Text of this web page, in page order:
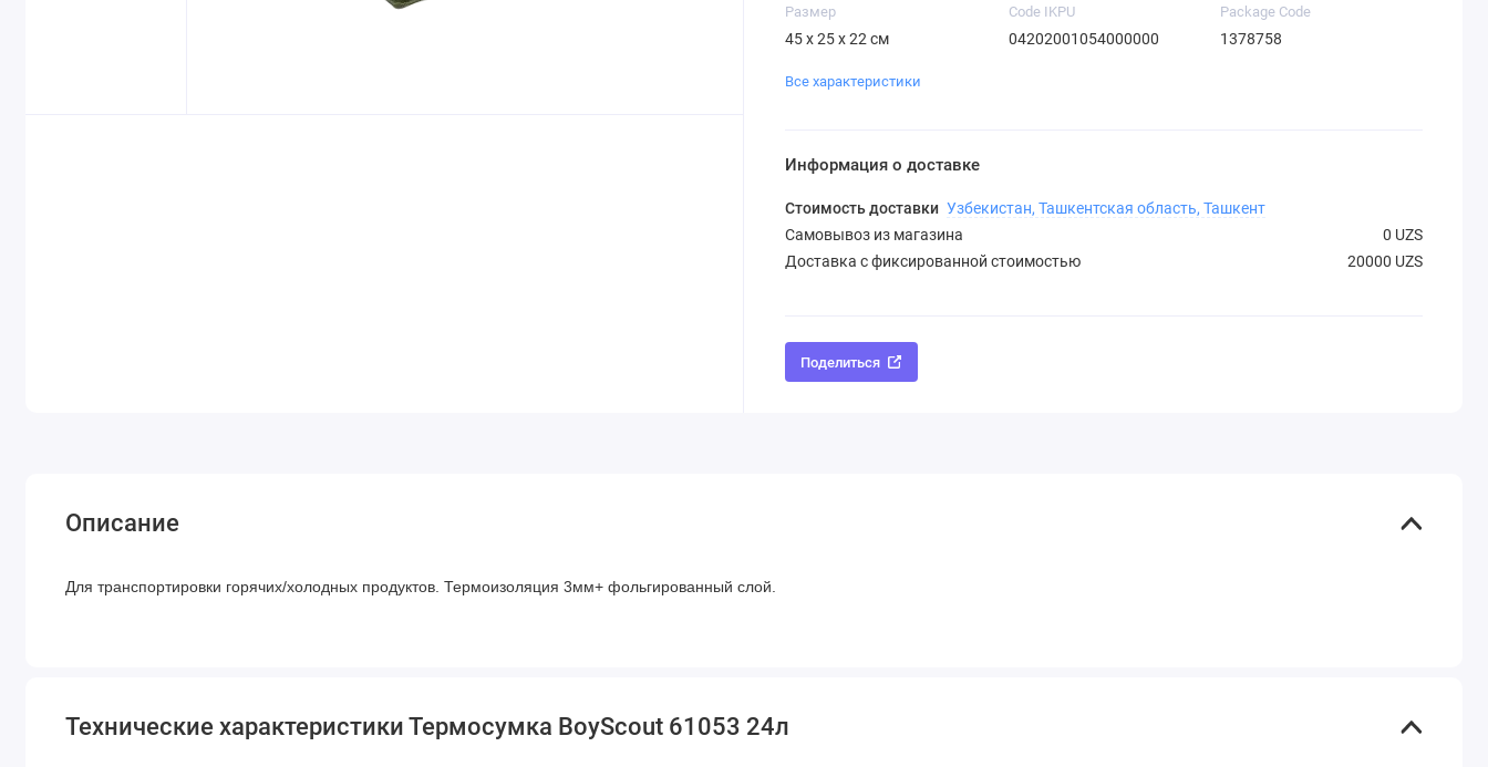
Размер
45 х 25 х 22 см
Code IKPU
04202001054000000
Package Code
1378758
Все характеристики
Информация о доставке
Стоимость доставки Узбекистан, Ташкентская область, Ташкент
Самовывоз из магазина
0 UZS
Доставка с фиксированной стоимостью
20000 UZS
Поделиться
Описание
Для транспортировки горячих/холодных продуктов. Термоизоляция 3мм+ фольгированный слой.
Технические характеристики Термосумка BoyScout 61053 24л